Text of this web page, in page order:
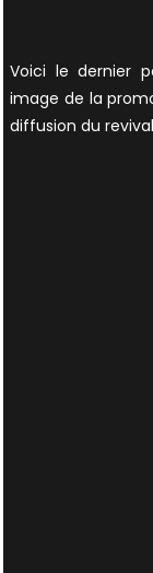
Voici le dernier
image de la
diffusion du